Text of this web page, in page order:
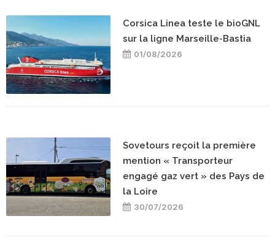
Corsica Linea teste le bioGNL
sur la ligne Marseille-Bastia
01/08/2026
Sovetours reçoit la première
mention « Transporteur
engagé gaz vert » des Pays de
la Loire
30/07/2026